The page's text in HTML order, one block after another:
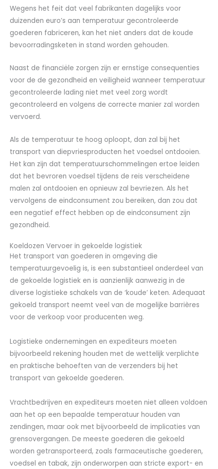
Wegens het feit dat veel fabrikanten dagelijks voor
duizenden euro’s aan temperatuur gecontroleerde
goederen fabriceren, kan het niet anders dat de koude
bevoorradingsketen in stand worden gehouden.
Naast de financiële zorgen zijn er ernstige consequenties
voor de de gezondheid en veiligheid wanneer temperatuur
gecontroleerde lading niet met veel zorg wordt
gecontroleerd en volgens de correcte manier zal worden
vervoerd.
Als de temperatuur te hoog oploopt, dan zal bij het
transport van diepvriesproducten het voedsel ontdooien.
Het kan zijn dat temperatuurschommelingen ertoe leiden
dat het bevroren voedsel tijdens de reis verscheidene
malen zal ontdooien en opnieuw zal bevriezen. Als het
vervolgens de eindconsument zou bereiken, dan zou dat
een negatief effect hebben op de eindconsument zijn
gezondheid.
Koeldozen Vervoer in gekoelde logistiek
Het transport van goederen in omgeving die
temperatuurgevoelig is, is een substantieel onderdeel van
de gekoelde logistiek en is aanzienlijk aanwezig in de
diverse logistieke schakels van de ‘koude’ keten. Adequaat
gekoeld transport neemt veel van de mogelijke barrières
voor de verkoop voor producenten weg.
Logistieke ondernemingen en expediteurs moeten
bijvoorbeeld rekening houden met de wettelijk verplichte
en praktische behoeften van de verzenders bij het
transport van gekoelde goederen.
Vrachtbedrijven en expediteurs moeten niet alleen voldoen
aan het op een bepaalde temperatuur houden van
zendingen, maar ook met bijvoorbeeld de implicaties van
grensovergangen. De meeste goederen die gekoeld
worden getransporteerd, zoals farmaceutische goederen,
voedsel en tabak, zijn onderworpen aan stricte export- en